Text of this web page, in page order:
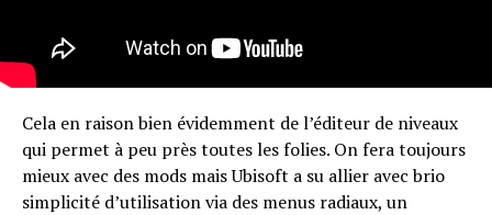
Cela en raison bien évidemment de l’éditeur de niveaux
qui permet à peu près toutes les folies. On fera toujours
mieux avec des mods mais Ubisoft a su allier avec brio
simplicité d’utilisation via des menus radiaux, un